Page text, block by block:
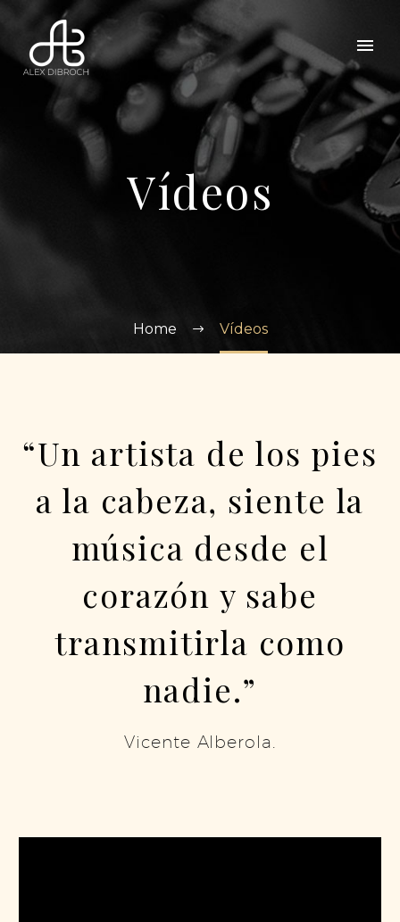
Vídeos
Home Vídeos
“Un artista de los pies
a la cabeza, siente la
música desde el
corazón y sabe
transmitirla como
nadie.”
Vicente Alberola